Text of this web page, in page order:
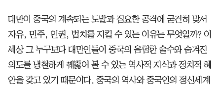
대만이 중국의 계속되는 도발과 집요한 공격에 굳건히 맞서
자유, 민주, 인권, 법치를 지킬 수 있는 이유는 무엇일까? 이
세상 그 누구보다 대만인들이 중국의 음험한 술수와 숨겨진
의도를 냉철하게 꿰뚫어 볼 수 있는 역사적 지식과 정치적 혜
안을 갖고 있기 때문이다. 중국의 역사와 중국인의 정신세계